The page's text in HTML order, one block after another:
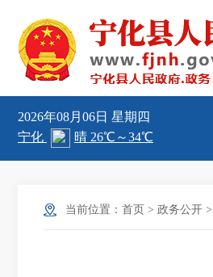
2026年08月06日 星期四
当前位置： 首页 > 政务公开 >